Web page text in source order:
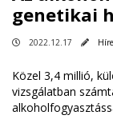
genetikai
2022.12.17
Közel 3,4 millió,
vizsgálatban